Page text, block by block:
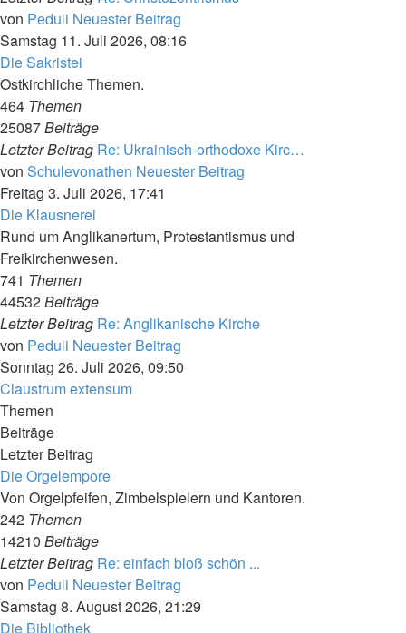
von Peduli Neuester Beitrag
Samstag 11. Juli 2026, 08:16
Die Sakristei
Ostkirchliche Themen.
464 Themen
25087Beiträge
Letzter Beitrag Re: Ukrainisch-orthodoxe Kirc…
von Schulevonathen Neuester Beitrag
Freitag 3. Juli 2026, 17:41
Die Klausnerei
Rund um Anglikanertum, Protestantismus und
Freikirchenwesen.
741 Themen
44532Beiträge
Letzter Beitrag Re: Anglikanische Kirche
von Peduli Neuester Beitrag
Sonntag 26. Juli 2026, 09:50
Claustrum extensum
Themen
Beiträge
Letzter Beitrag
Die Orgelempore
Von Orgelpfeifen, Zimbelspielern und Kantoren.
242 Themen
14210 Beiträge
Letzter Beitrag Re: einfach bloß schön ...
von Peduli Neuester Beitrag
Samstag 8. August 2026, 21:29
Die Bibliothek